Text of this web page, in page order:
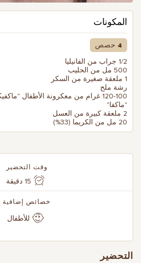
المكونات
4 حصص
1/2 جراب من الفانيليا
500 مل من الحليب
1 ملعقة صغيرة من السكر
رشة ملح
120-100 غرام من معكرونة الأطفال
"ماكفا"
2 ملعقة كبيرة من العسل
20 مل من الكريما (33%)
وقت التحضير
15 دقيقة
خصائص إضافية
للأطفال
التحضير